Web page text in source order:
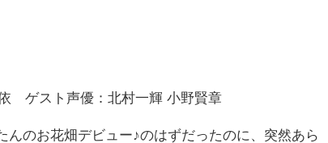
ゲスト声優：北村⼀輝 ⼩野賢章
んのお花畑デビュー♪のはずだったのに、突然あら